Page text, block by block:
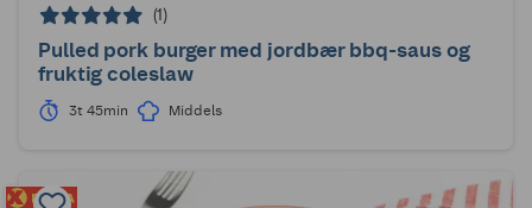
(1)
Pulled pork burger med jordbær bbq-saus og
fruktig coleslaw
3t 45min Middels